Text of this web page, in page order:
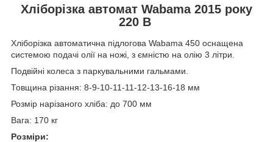
Хліборізка автомат Wabama 2015 року
220 В
Хліборізка автоматична підлогова Wabama 450 оснащена
системою подачі олії на ножі, з ємністю на олію 3 літри.
Подвійні колеса з паркувальними гальмами.
Товщина різання: 8-9-10-11-11-12-13-16-18 мм
Розмір нарізаного хліба: до 700 мм
Вага: 170 кг
Розміри: